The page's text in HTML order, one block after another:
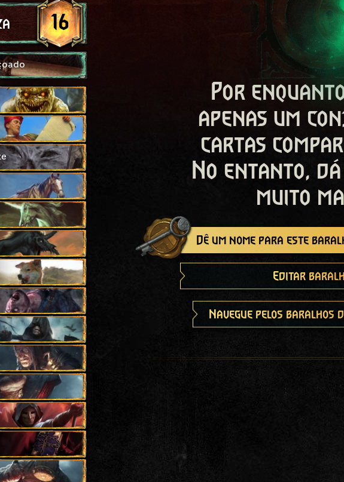
16
Por
apenas um
cartas
No entanto,
muito
Dê um nome para este
Editar
Navegue pelos baralhos